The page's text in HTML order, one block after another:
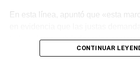
En esta línea, apuntó que «esta
trabajadores, jubilados y los
encuentran respuestas, y que el
CONTINUAR